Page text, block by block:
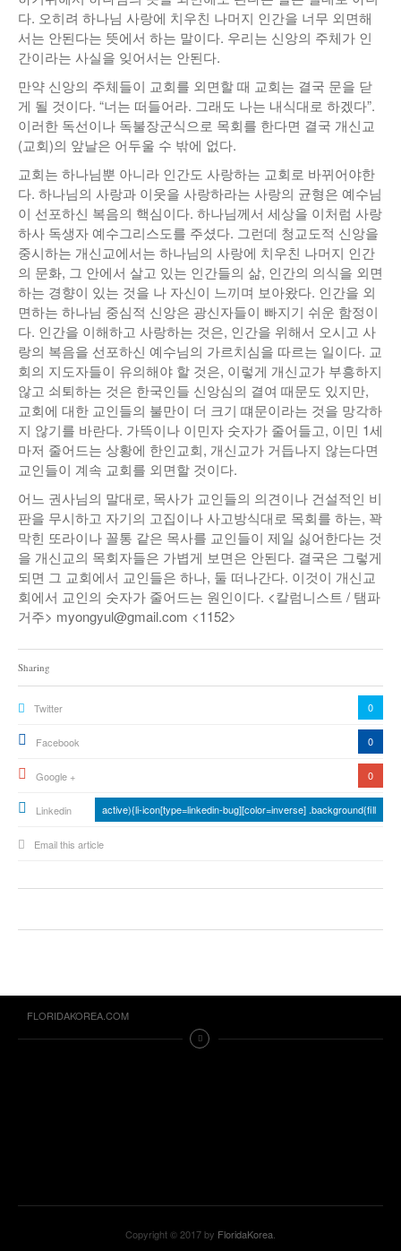
다. 오히려 하나님 사랑에 치우친 나머지 인간을 너무 외면해
서는 안된다는 뜻에서 하는 말이다. 우리는 신앙의 주체가 인
간이라는 사실을 잊어서는 안된다.
만약 신앙의 주체들이 교회를 외면할 때 교회는 결국 문을 닫
게 될 것이다. “너는 떠들어라. 그래도 나는 내식대로 하겠다”.
이러한 독선이나 독불장군식으로 목회를 한다면 결국 개신교
(교회)의 앞날은 어두울 수 밖에 없다.
교회는 하나님뿐 아니라 인간도 사랑하는 교회로 바뀌어야한
다. 하나님의 사랑과 이웃을 사랑하라는 사랑의 균형은 예수님
이 선포하신 복음의 핵심이다. 하나님께서 세상을 이처럼 사랑
하사 독생자 예수그리스도를 주셨다. 그런데 청교도적 신앙을
중시하는 개신교에서는 하나님의 사랑에 치우친 나머지 인간
의 문화, 그 안에서 살고 있는 인간들의 삶, 인간의 의식을 외면
하는 경향이 있는 것을 나 자신이 느끼며 보아왔다. 인간을 외
면하는 하나님 중심적 신앙은 광신자들이 빠지기 쉬운 함정이
다. 인간을 이해하고 사랑하는 것은, 인간을 위해서 오시고 사
랑의 복음을 선포하신 예수님의 가르치심을 따르는 일이다. 교
회의 지도자들이 유의해야 할 것은, 이렇게 개신교가 부흥하지
않고 쇠퇴하는 것은 한국인들 신앙심의 결여 때문도 있지만,
교회에 대한 교인들의 불만이 더 크기 떄문이라는 것을 망각하
지 않기를 바란다. 가뜩이나 이민자 숫자가 줄어들고, 이민 1세
마저 줄어드는 상황에 한인교회, 개신교가 거듭나지 않는다면
교인들이 계속 교회를 외면할 것이다.
어느 권사님의 말대로, 목사가 교인들의 의견이나 건설적인 비
판을 무시하고 자기의 고집이나 사고방식대로 목회를 하는, 꽉
막힌 또라이나 꼴통 같은 목사를 교인들이 제일 싫어한다는 것
을 개신교의 목회자들은 가볍게 보면은 안된다. 결국은 그렇게
되면 그 교회에서 교인들은 하나, 둘 떠나간다. 이것이 개신교
회에서 교인의 숫자가 줄어드는 원인이다. <칼럼니스트 / 탬파
거주> myongyul@gmail.com <1152>
Sharing
Twitter 0
Facebook 0
Google + 0
Linkedin active){li-icon[type=linkedin-bug][color=inverse] .background{fill
Email this article
FLORIDAKOREA.COM
Copyright © 2017 by FloridaKorea